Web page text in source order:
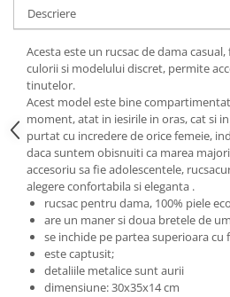
Descriere
Acesta este un rucsac de dama
culorii si modelului discret, permite
tinutelor.
Acest model este bine
moment, atat in iesirile in oras, cat si
purtat cu incredere de orice femeie,
daca suntem obisnuiti ca marea
accesoriu sa fie adolescentele,
alegere confortabila si eleganta .
rucsac pentru dama, 100% piele
are un maner si doua bretele de
se inchide pe partea superioara cu
este captusit;
detaliile metalice sunt aurii
dimensiune: 30x35x14 cm